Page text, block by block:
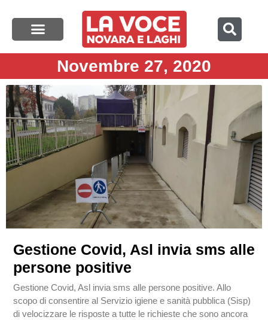
Novembre 27, 2020
Gestione Covid, Asl invia sms alle
persone positive
Gestione Covid, Asl invia sms alle persone positive. Allo
scopo di consentire al Servizio igiene e sanità pubblica (Sisp)
di velocizzare le risposte a tutte le richieste che sono ancora